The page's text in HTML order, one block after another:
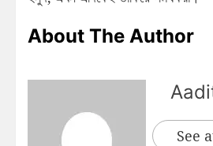
About The Author
See